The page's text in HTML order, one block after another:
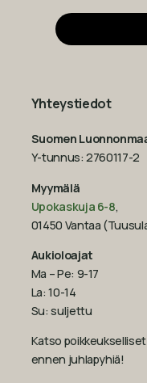
Yhteystiedot
Suomen
Y-tunnus: 2760117-2
Myymälä
Upokaskuja 6-8,
01450 Vantaa
Aukioloajat
Ma – Pe: 9-17
La: 10-14
Su: suljettu
Katso
ennen juhlapyhiä!‍